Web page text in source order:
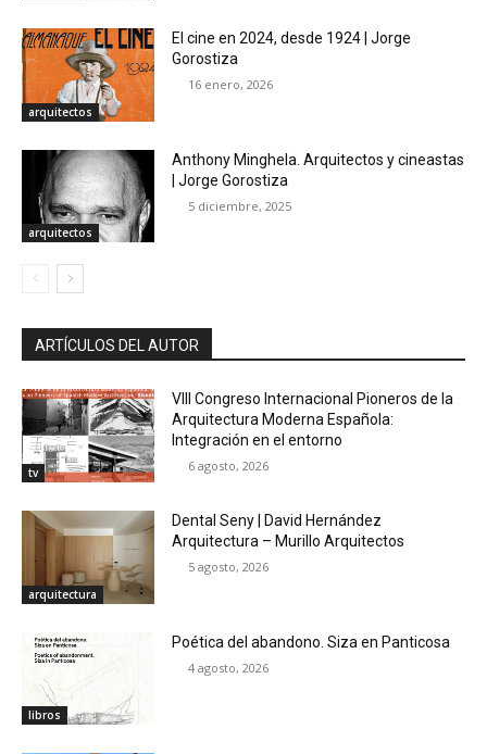
arquitectos
El cine en 2024, desde 1924 | Jorge
Gorostiza
16 enero, 2026
arquitectos
Anthony Minghela. Arquitectos y cineastas
| Jorge Gorostiza
5 diciembre, 2025
ARTÍCULOS DEL AUTOR
tv
VIII Congreso Internacional Pioneros de la
Arquitectura Moderna Española:
Integración en el entorno
6 agosto, 2026
arquitectura
Dental Seny | David Hernández
Arquitectura – Murillo Arquitectos
5 agosto, 2026
libros
Poética del abandono. Siza en Panticosa
4 agosto, 2026